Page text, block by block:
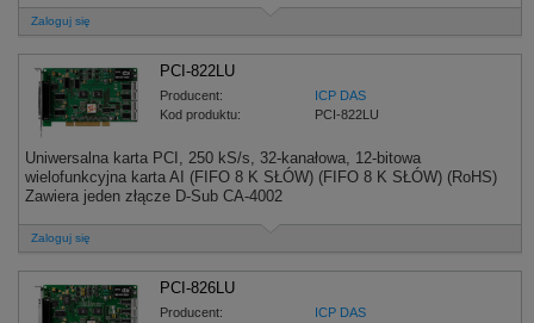
Zaloguj się
PCI-822LU
Producent:
ICP DAS
Kod produktu:
PCI-822LU
Uniwersalna karta PCI, 250 kS/s, 32-kanałowa, 12-bitowa
wielofunkcyjna karta AI (FIFO 8 K SŁÓW) (FIFO 8 K SŁÓW) (RoHS)
Zawiera jeden złącze D-Sub CA-4002
Zaloguj się
PCI-826LU
Producent:
ICP DAS